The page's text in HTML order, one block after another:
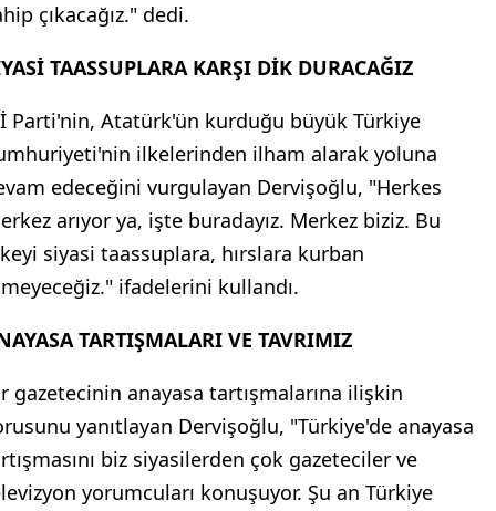
çıkacağız." dedi.
TAASSUPLARA KARŞI DİK DURACAĞIZ
Parti'nin, Atatürk'ün kurduğu büyük Türkiye
ilkelerinden ilham alarak yoluna
edeceğini vurgulayan Dervişoğlu, "Herkes
arıyor ya, işte buradayız. Merkez biziz. Bu
siyasi taassuplara, hırslara kurban
ifadelerini kullandı.
TARTIŞMALARI VE TAVRIMIZ
gazetecinin anayasa tartışmalarına ilişkin
yanıtlayan Dervişoğlu, "Türkiye'de anayasa
biz siyasilerden çok gazeteciler ve
yorumcuları konuşuyor. Şu an Türkiye